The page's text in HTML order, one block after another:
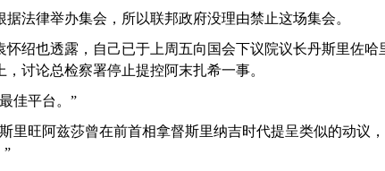
法律举办集会，所以联邦政府没理由禁止这场集会。
怀绍也透露，自己已于上周五向国会下议院议长丹斯里佐哈
讨论总检察署停止提控阿末扎希一事。
佳平台。”
里旺阿兹莎曾在前首相拿督斯里纳吉时代提呈类似的动议
”